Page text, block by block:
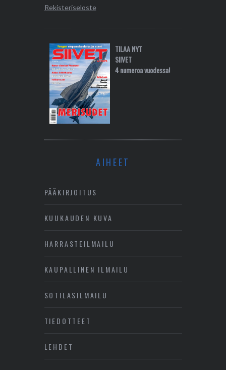
Rekisteriseloste
TILAA NYT
SIIVET
4 numeroa vuodessa!
AIHEET
PÄÄKIRJOITUS
KUUKAUDEN KUVA
HARRASTEILMAILU
KAUPALLINEN ILMAILU
SOTILASILMAILU
TIEDOTTEET
LEHDET